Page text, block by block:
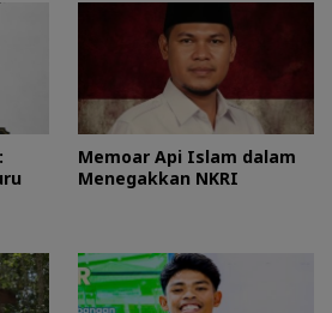
Memoar Api Islam dalam
Menegakkan NKRI